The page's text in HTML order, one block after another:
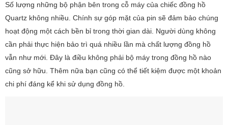
Số lượng những bộ phận bên trong cỗ máy của chiếc đồng hồ
Quartz không nhiều. Chính sự góp mặt của pin sẽ đảm bảo chúng
hoạt động một cách bền bỉ trong thời gian dài. Người dùng không
cần phải thực hiện bảo trì quá nhiều lần mà chất lượng đồng hồ
vẫn như mới. Đây là điều không phải bộ máy trong đồng hồ nào
cũng sở hữu. Thêm nữa bạn cũng có thể tiết kiệm được một khoản
chi phí đáng kể khi sử dụng đồng hồ.